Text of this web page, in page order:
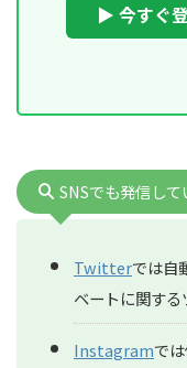
▶ 今すぐ
SNSでも発信して
Twitterでは自
ベートに関する
Instagramで